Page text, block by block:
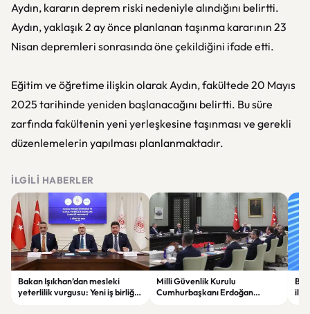
Aydın, kararın deprem riski nedeniyle alındığını belirtti.
Aydın, yaklaşık 2 ay önce planlanan taşınma kararının 23
Nisan depremleri sonrasında öne çekildiğini ifade etti.
Eğitim ve öğretime ilişkin olarak Aydın, fakültede 20 Mayıs
2025 tarihinde yeniden başlanacağını belirtti. Bu süre
zarfında fakültenin yeni yerleşkesine taşınması ve gerekli
düzenlemelerin yapılması planlanmaktadır.
İLGILI HABERLER
Bakan Işıkhan’dan mesleki
yeterlilik vurgusu: Yeni iş birliği
Milli Güvenlik Kurulu
Cumhurbaşkanı Erdoğan
ile